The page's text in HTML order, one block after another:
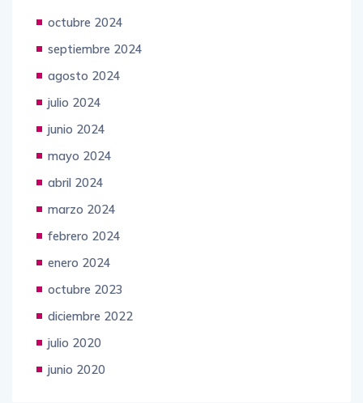
octubre 2024
septiembre 2024
agosto 2024
julio 2024
junio 2024
mayo 2024
abril 2024
marzo 2024
febrero 2024
enero 2024
octubre 2023
diciembre 2022
julio 2020
junio 2020